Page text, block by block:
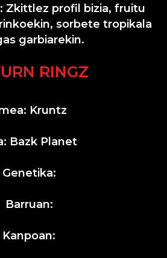
Zkittlez profil bizia, fruitu
sorbete tropikala
garbiarekin.
RINGZ
Kruntz
Bazk Planet
Genetika:
Barruan:
Kanpoan: